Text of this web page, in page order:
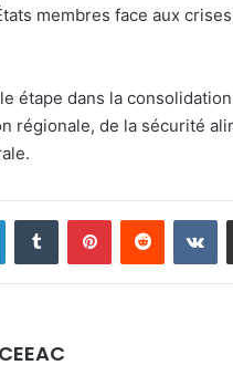
membres face aux
étape dans la
régionale, de la sécurité